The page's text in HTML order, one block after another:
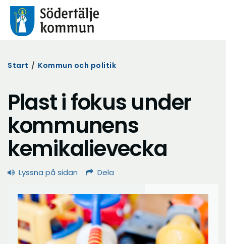
Start / Kommun och politik
Plast i fokus under
kommunens
kemikalievecka
Lyssna på sidan Dela